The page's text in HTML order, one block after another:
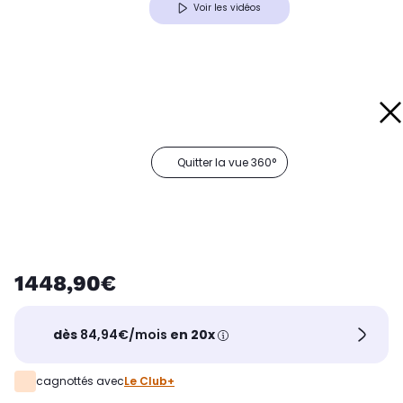
Voir les vidéos
Quitter la vue 360°
1448,90€
dès 84,94€/mois en 20x
cagnottés avecLe Club+